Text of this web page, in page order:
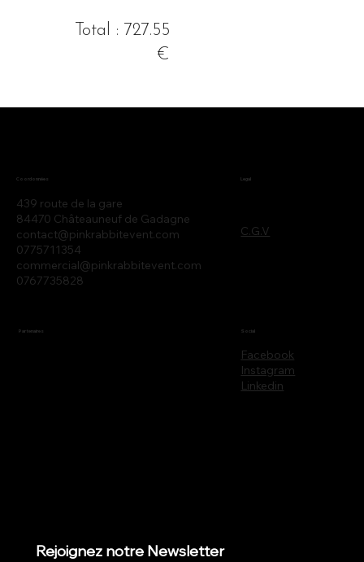
Total : 727.55
€
439 route de la gare
84470 Châteauneuf de Gadagne
contact@pinkrabbitevent.com
0775711354
commercial@pinkrabbitevent.com
0767735828
Coordonnées
C.G.V
Legal
Partenaires
Facebook
Instagram
Linkedin
Social
Rejoignez notre Newsletter